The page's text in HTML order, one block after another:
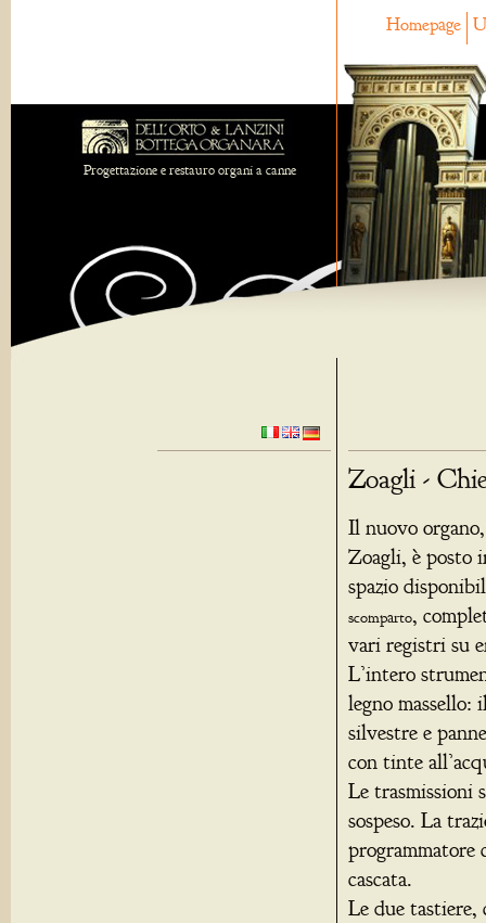
Homepage
Progettazione e restauro organi a canne
Zoagli -
Il nuovo
Zoagli, è posto
spazio
scomparto,
vari registri su
L’intero
legno massello:
silvestre e
con tinte
Le trasmissioni
sospeso. La
programmatore
cascata.
Le due tastiere,